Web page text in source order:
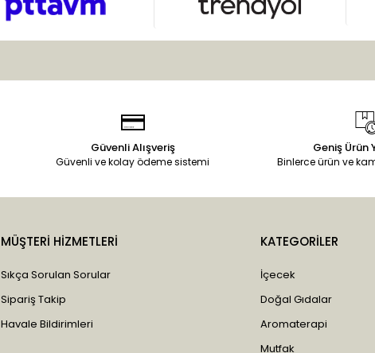
Güvenli Alışveriş
Güvenli ve kolay ödeme sistemi
Geniş Ürün
Binlerce ürün ve
MÜŞTERİ HİZMETLERİ
Sıkça Sorulan Sorular
Sipariş Takip
Havale Bildirimleri
KATEGORİLER
İçecek
Doğal Gıdalar
Aromaterapi
Mutfak